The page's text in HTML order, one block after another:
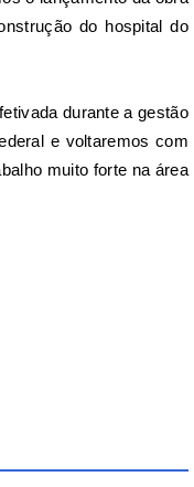
do hospital do
durante a gestão
e voltaremos com
muito forte na área